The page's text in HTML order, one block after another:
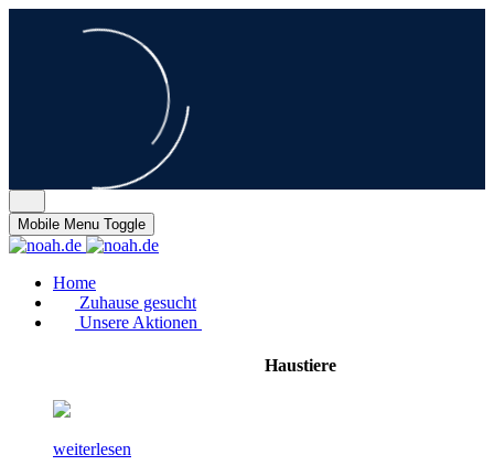
Mobile Menu Toggle
Home
Zuhause gesucht
Unsere Aktionen
Haustiere
weiterlesen